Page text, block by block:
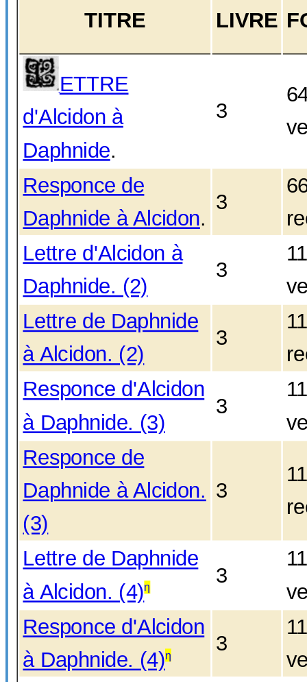
TITRE LIVRE
ETTRE
d'Alcidon à
Daphnide.
3
Responce de
Daphnide à Alcidon.
3
Lettre d'Alcidon à
Daphnide. (2)
3
Lettre de Daphnide
à Alcidon. (2)
3
Responce d'Alcidon
à Daphnide. (3)
3
Responce de
Daphnide à Alcidon.
(3)
3
Lettre de Daphnide
à Alcidon. (4)η
3
Responce d'Alcidon
à Daphnide. (4)η
3